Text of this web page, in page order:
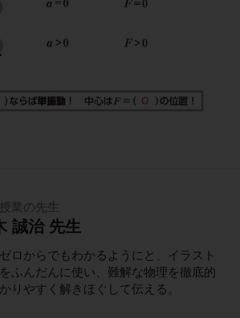
業の先生
誠治 先生
ロからでもわかるようにと、イラスト
ふんだんに使い、難解な物理を徹底的
りやすく解きほぐして伝える。